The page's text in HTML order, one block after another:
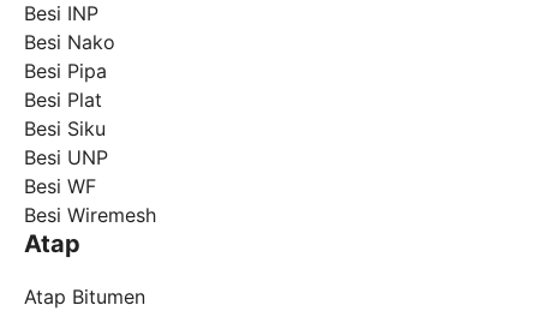
Besi INP
Besi Nako
Besi Pipa
Besi Plat
Besi Siku
Besi UNP
Besi WF
Besi Wiremesh
Atap
Atap Bitumen